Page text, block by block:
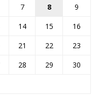
7 8
9
14 15
16
21 22
23
28 29
30